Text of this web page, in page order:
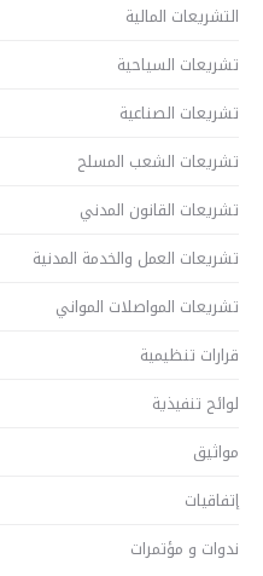
التشريعات المالية
تشريعات السياحية
تشريعات الصناعية
تشريعات الشعب المسلح
تشريعات القانون المدني
تشريعات العمل والخدمة المدنية
تشريعات المواصلات المواني
قرارات تنظيمية
لوائح تنفيذية
مواثيق
إتفاقيات
ندوات و مؤتمرات